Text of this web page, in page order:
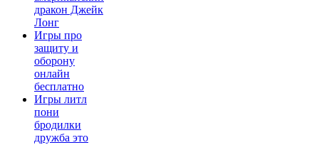
дракон Джейк
Лонг
Игры про
защиту и
оборону
онлайн
бесплатно
Игры литл
пони
бродилки
дружба это